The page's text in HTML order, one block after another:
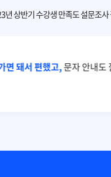
년 상반기 수강생 만족도 설문조사
면 돼서 편했고,문자 안내도